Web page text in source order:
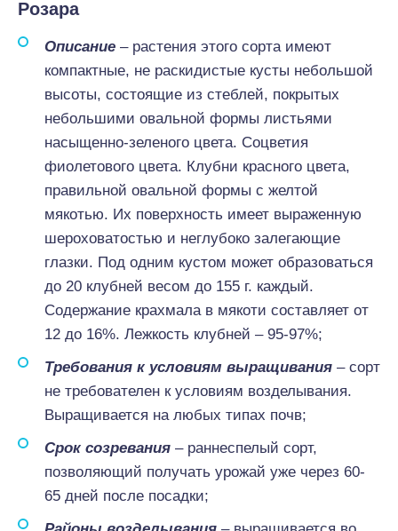
Розара
Описание – растения этого сорта имеют
компактные, не раскидистые кусты небольшой
высоты, состоящие из стеблей, покрытых
небольшими овальной формы листьями
насыщенно-зеленого цвета. Соцветия
фиолетового цвета. Клубни красного цвета,
правильной овальной формы с желтой
мякотью. Их поверхность имеет выраженную
шероховатостью и неглубоко залегающие
глазки. Под одним кустом может образоваться
до 20 клубней весом до 155 г. каждый.
Содержание крахмала в мякоти составляет от
12 до 16%. Лежкость клубней – 95-97%;
Требования к условиям выращивания – сорт
не требователен к условиям возделывания.
Выращивается на любых типах почв;
Срок созревания – раннеспелый сорт,
позволяющий получать урожай уже через 60-
65 дней после посадки;